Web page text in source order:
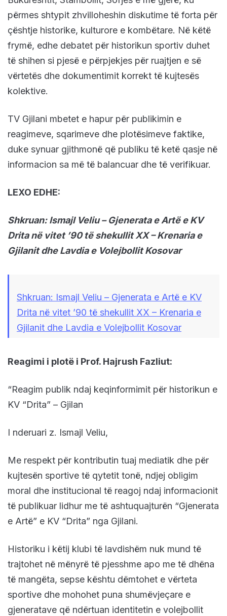
përmes shtypit zhvilloheshin diskutime të forta për
çështje historike, kulturore e kombëtare. Në këtë
frymë, edhe debatet për historikun sportiv duhet
të shihen si pjesë e përpjekjes për ruajtjen e së
vërtetës dhe dokumentimit korrekt të kujtesës
kolektive.
TV Gjilani mbetet e hapur për publikimin e
reagimeve, sqarimeve dhe plotësimeve faktike,
duke synuar gjithmonë që publiku të ketë qasje në
informacion sa më të balancuar dhe të verifikuar.
LEXO EDHE:
Shkruan: Ismajl Veliu – Gjenerata e Artë e KV
Drita në vitet ’90 të shekullit XX – Krenaria e
Gjilanit dhe Lavdia e Volejbollit Kosovar
Shkruan: Ismajl Veliu – Gjenerata e Artë e KV
Drita në vitet ’90 të shekullit XX – Krenaria e
Gjilanit dhe Lavdia e Volejbollit Kosovar
Reagimi i plotë i Prof. Hajrush Fazliut:
“Reagim publik ndaj keqinformimit për historikun e
KV “Drita” – Gjilan
I nderuari z. Ismajl Veliu,
Me respekt për kontributin tuaj mediatik dhe për
kujtesën sportive të qytetit tonë, ndjej obligim
moral dhe institucional të reagoj ndaj informacionit
të publikuar lidhur me të ashtuquajturën “Gjenerata
e Artë” e KV “Drita” nga Gjilani.
Historiku i këtij klubi të lavdishëm nuk mund të
trajtohet në mënyrë të pjesshme apo me të dhëna
të mangëta, sepse kështu dëmtohet e vërteta
sportive dhe mohohet puna shumëvjeçare e
gjeneratave që ndërtuan identitetin e volejbollit